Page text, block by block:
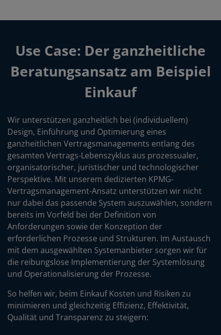
Use Case: Der ganzheitliche
Beratungsansatz am Beispiel
Einkauf​
Wir unterstützen ganzheitlich bei (individuellem)
Design, Einführung und Optimierung eines
ganzheitlichen Vertragsmanagements entlang des
gesamten Vertrags-Lebenszyklus aus prozessualer,
organisatorischer, juristischer und technologischer
Perspektive. Mit unserem dedizierten KPMG-
Vertragsmanagement-Ansatz unterstützen wir nicht
nur dabei das passende System auszuwählen, sondern
bereits im Vorfeld bei der Definition von
Anforderungen sowie der Konzeption der
erforderlichen Prozesse und Strukturen. Im Austausch
mit dem ausgewählten Systemanbieter sorgen wir für
die reibungslose Implementierung der Systemlösung
und Operationalisierung der Prozesse.
So helfen wir, beim Einkauf Kosten und Risiken zu
minimieren und gleichzeitig Effizienz, Effektivität,
Qualität und Transparenz zu steigern: